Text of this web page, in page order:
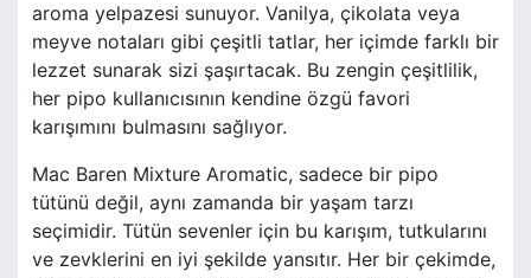
aroma yelpazesi sunuyor. Vanilya, çikolata veya
meyve notaları gibi çeşitli tatlar, her içimde farklı bir
lezzet sunarak sizi şaşırtacak. Bu zengin çeşitlilik,
her pipo kullanıcısının kendine özgü favori
karışımını bulmasını sağlıyor.
Mac Baren Mixture Aromatic, sadece bir pipo
tütünü değil, aynı zamanda bir yaşam tarzı
seçimidir. Tütün sevenler için bu karışım, tutkularını
ve zevklerini en iyi şekilde yansıtır. Her bir çekimde,